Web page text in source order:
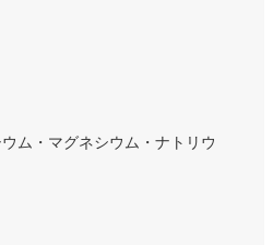
ム・マグネシウム・ナトリウ